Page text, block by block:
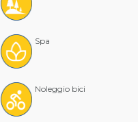
Spa
Noleggio bici